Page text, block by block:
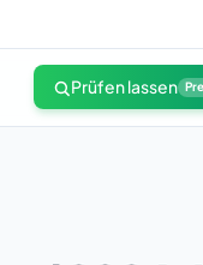
Prüfen lassen